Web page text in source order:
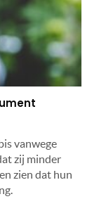
vanwege
zij minder
zien dat hun